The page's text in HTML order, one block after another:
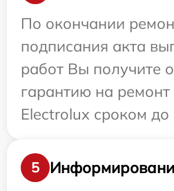
По окончании
подписания акта
работ Вы получите
гарантию на ремонт
Electrolux сроком до
5